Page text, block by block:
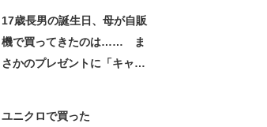
17歳長男の誕生日、母が自販
機で買ってきたのは…… ま
さかのプレゼントに「キャー
ユニクロで買った